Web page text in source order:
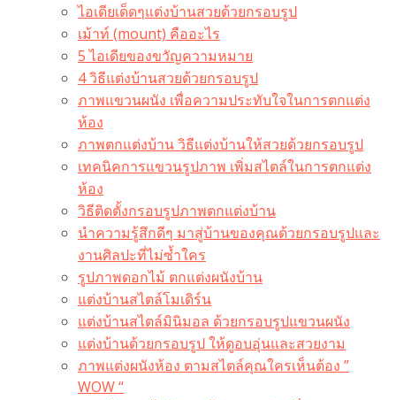
ไอเดียเด็ดๆแต่งบ้านสวยด้วยกรอบรูป
เม้าท์ (mount) คืออะไร​
5 ไอเดียของขวัญความหมาย
4 วิธีแต่งบ้านสวยด้วยกรอบรูป
ภาพแขวนผนัง เพื่อความประทับใจในการตกแต่ง
ห้อง
ภาพตกแต่งบ้าน วิธีแต่งบ้านให้สวยด้วยกรอบรูป
เทคนิคการแขวนรูปภาพ เพิ่มสไตล์ในการตกแต่ง
ห้อง
วิธีติดตั้งกรอบรูปภาพตกแต่งบ้าน
นำความรู้สึกดีๆ มาสู่บ้านของคุณด้วยกรอบรูปและ
งานศิลปะที่ไม่ซ้ำใคร
รูปภาพดอกไม้ ตกแต่งผนังบ้าน
แต่งบ้านสไตล์โมเดิร์น
แต่งบ้านสไตล์มินิมอล ด้วยกรอบรูปแขวนผนัง
แต่งบ้านด้วยกรอบรูป ให้ดูอบอุ่นและสวยงาม
ภาพแต่งผนังห้อง ตามสไตล์คุณใครเห็นต้อง ”
WOW “